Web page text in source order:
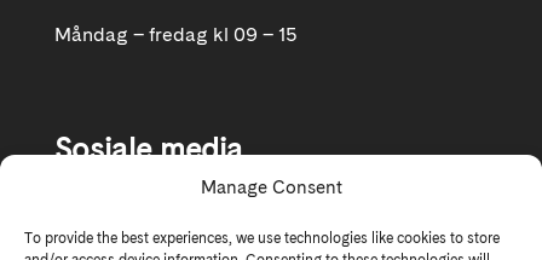
Manage Consent
To provide the best experiences, we use technologies like cookies to store
Måndag – fredag kl 09 – 15
Sosiale media
Følg oss gjerne på Facebook og Instagram